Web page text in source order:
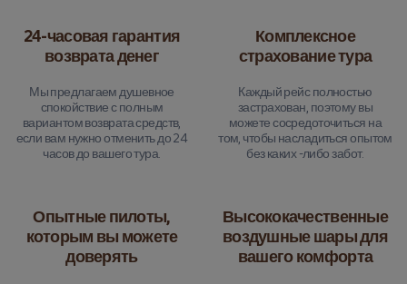
24-часовая гарантия
возврата денег
Мы предлагаем душевное
спокойствие с полным
вариантом возврата средств,
если вам нужно отменить до 24
часов до вашего тура.
Комплексное
страхование тура
Каждый рейс полностью
застрахован, поэтому вы
можете сосредоточиться на
том, чтобы насладиться опытом
без каких -либо забот.
Опытные пилоты,
которым вы можете
доверять
Высококачественные
воздушные шары для
вашего комфорта